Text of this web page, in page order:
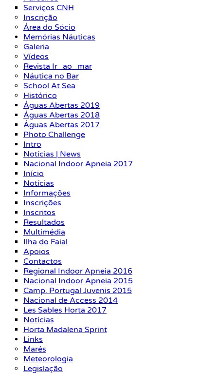
Serviços CNH
Inscrição
Área do Sócio
Memórias Náuticas
Galeria
Vídeos
Revista Ir_ao_mar
Náutica no Bar
School At Sea
Histórico
Águas Abertas 2019
Águas Abertas 2018
Águas Abertas 2017
Photo Challenge
Intro
Notícias | News
Nacional Indoor Apneia 2017
Início
Notícias
Informações
Inscrições
Inscritos
Resultados
Multimédia
Ilha do Faial
Apoios
Contactos
Regional Indoor Apneia 2016
Nacional Indoor Apneia 2015
Camp. Portugal Juvenis 2015
Nacional de Access 2014
Les Sables Horta 2017
Notícias
Horta Madalena Sprint
Links
Marés
Meteorologia
Legislação